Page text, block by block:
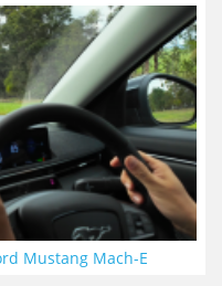
Mustang Mach-E